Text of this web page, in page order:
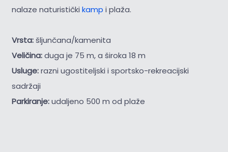
nalaze naturistički kamp i plaža.
Vrsta:šljunčana/kamenita
Veličina:duga je 75 m, a široka 18 m
Usluge:razni ugostiteljski i sportsko-rekreacijski
sadržaji
Parkiranje:udaljeno 500 m od plaže